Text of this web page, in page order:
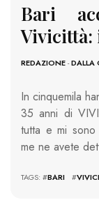
Bari
Vivicittà:
REDAZIONE-DALLA
In cinquemila
35 anni di
tutta e mi sono
me ne avete
TAGS: #BARI #